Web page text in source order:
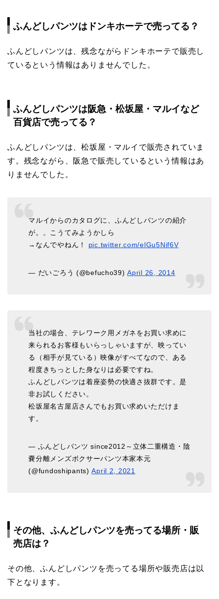
ふんどしパンツはドンキホーテで売ってる？
ふんどしパンツは、残念ながらドンキホーテで販売し
ているという情報はありませんでした。
ふんどしパンツは阪急・松坂屋・マルイなど
百貨店で売ってる？
ふんどしパンツは、松坂屋・マルイで販売されていま
す。残念ながら、阪急で販売しているという情報はあ
りませんでした。
マルイからのカタログに、ふんどしパンツの紹介
が。。こうてみようかしら
→なんでやねん！ pic.twitter.com/elGu5Nif6V
— だいごろう (@befucho39)April 26, 2014
当社の場合、テレワーク用メガネをお買い求めに
来られるお客様もいらっしゃいますが、映ってい
る（相手が見ている）映像がすべてなので、ある
程度きちっとした身なりは必要ですね。
ふんどしパンツは着座姿勢の快適さ抜群です。是
非お試しください。
松坂屋名古屋店さんでもお買い求めいただけま
す。
— ふんどしパンツ since2012～立体二重構造・陰
嚢分離メンズボクサーパンツ本家本元
(@fundoshipants)April 2, 2021
その他、ふんどしパンツを売ってる場所・販
売店は？
その他、ふんどしパンツを売ってる場所や販売店は以
下となります。